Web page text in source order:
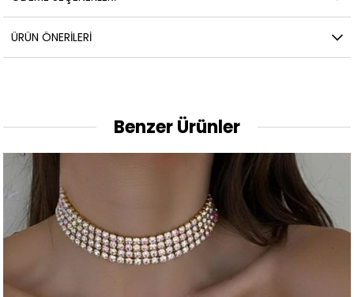
ÜRÜN ÖNERILERI
Benzer Ürünler